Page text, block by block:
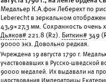
Медальер К.А.фон Леберехт по
Leberecht в зеркальном
43,9×27,3 мм. Сохранность очень
Дьяков# 221.8 (R2). Биткин#349
90000 экз. Довольно редкая.
Учреждена 19 августа 1790 г.
участвовавших в Русско-шведской
90000 медалей. Их выдавали на